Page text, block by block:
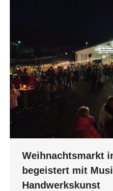
Weihnachtsmarkt
begeistert mit
Handwerkskunst